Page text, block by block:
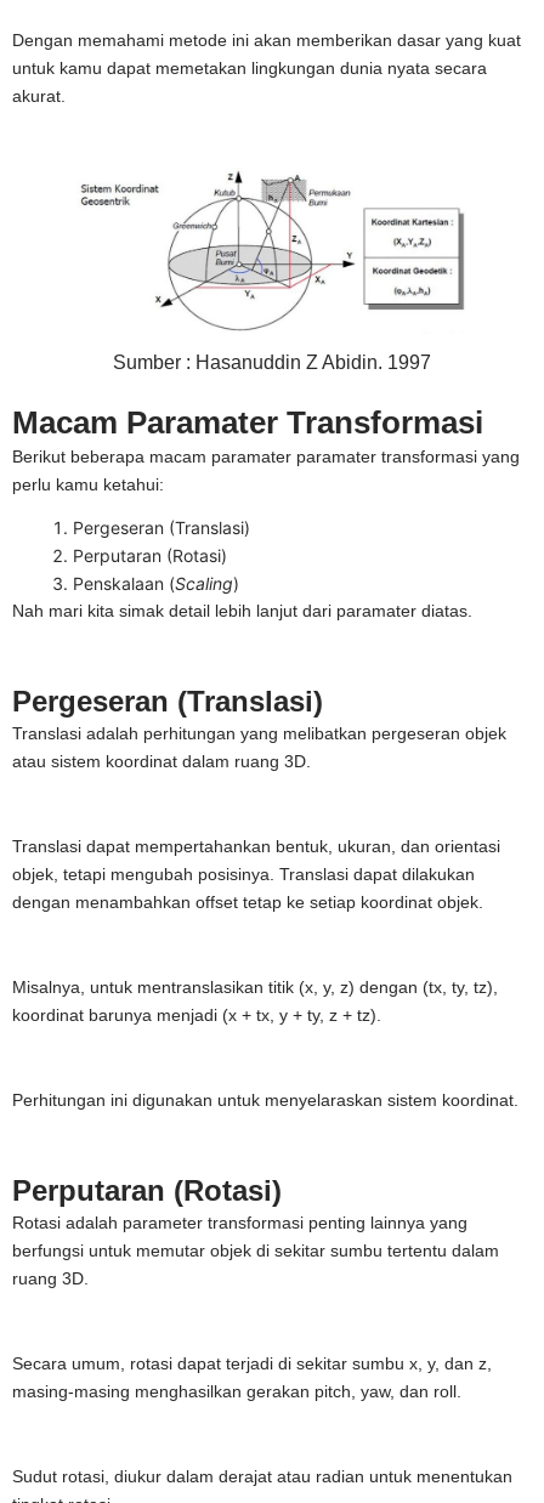
Dengan memahami metode ini akan memberikan dasar yang kuat
untuk kamu dapat memetakan lingkungan dunia nyata secara
akurat.
Sumber : Hasanuddin Z Abidin. 1997
Macam Paramater Transformasi
Berikut beberapa macam paramater paramater transformasi yang
perlu kamu ketahui:
Pergeseran (Translasi)
Perputaran (Rotasi)
Penskalaan (Scaling)
Nah mari kita simak detail lebih lanjut dari paramater diatas.
Pergeseran (Translasi)
Translasi adalah perhitungan yang melibatkan pergeseran objek
atau sistem koordinat dalam ruang 3D.
Translasi dapat mempertahankan bentuk, ukuran, dan orientasi
objek, tetapi mengubah posisinya. Translasi dapat dilakukan
dengan menambahkan offset tetap ke setiap koordinat objek.
Misalnya, untuk mentranslasikan titik (x, y, z) dengan (tx, ty, tz),
koordinat barunya menjadi (x + tx, y + ty, z + tz).
Perhitungan ini digunakan untuk menyelaraskan sistem koordinat.
Perputaran (Rotasi)
Rotasi adalah parameter transformasi penting lainnya yang
berfungsi untuk memutar objek di sekitar sumbu tertentu dalam
ruang 3D.
Secara umum, rotasi dapat terjadi di sekitar sumbu x, y, dan z,
masing-masing menghasilkan gerakan pitch, yaw, dan roll.
Sudut rotasi, diukur dalam derajat atau radian untuk menentukan